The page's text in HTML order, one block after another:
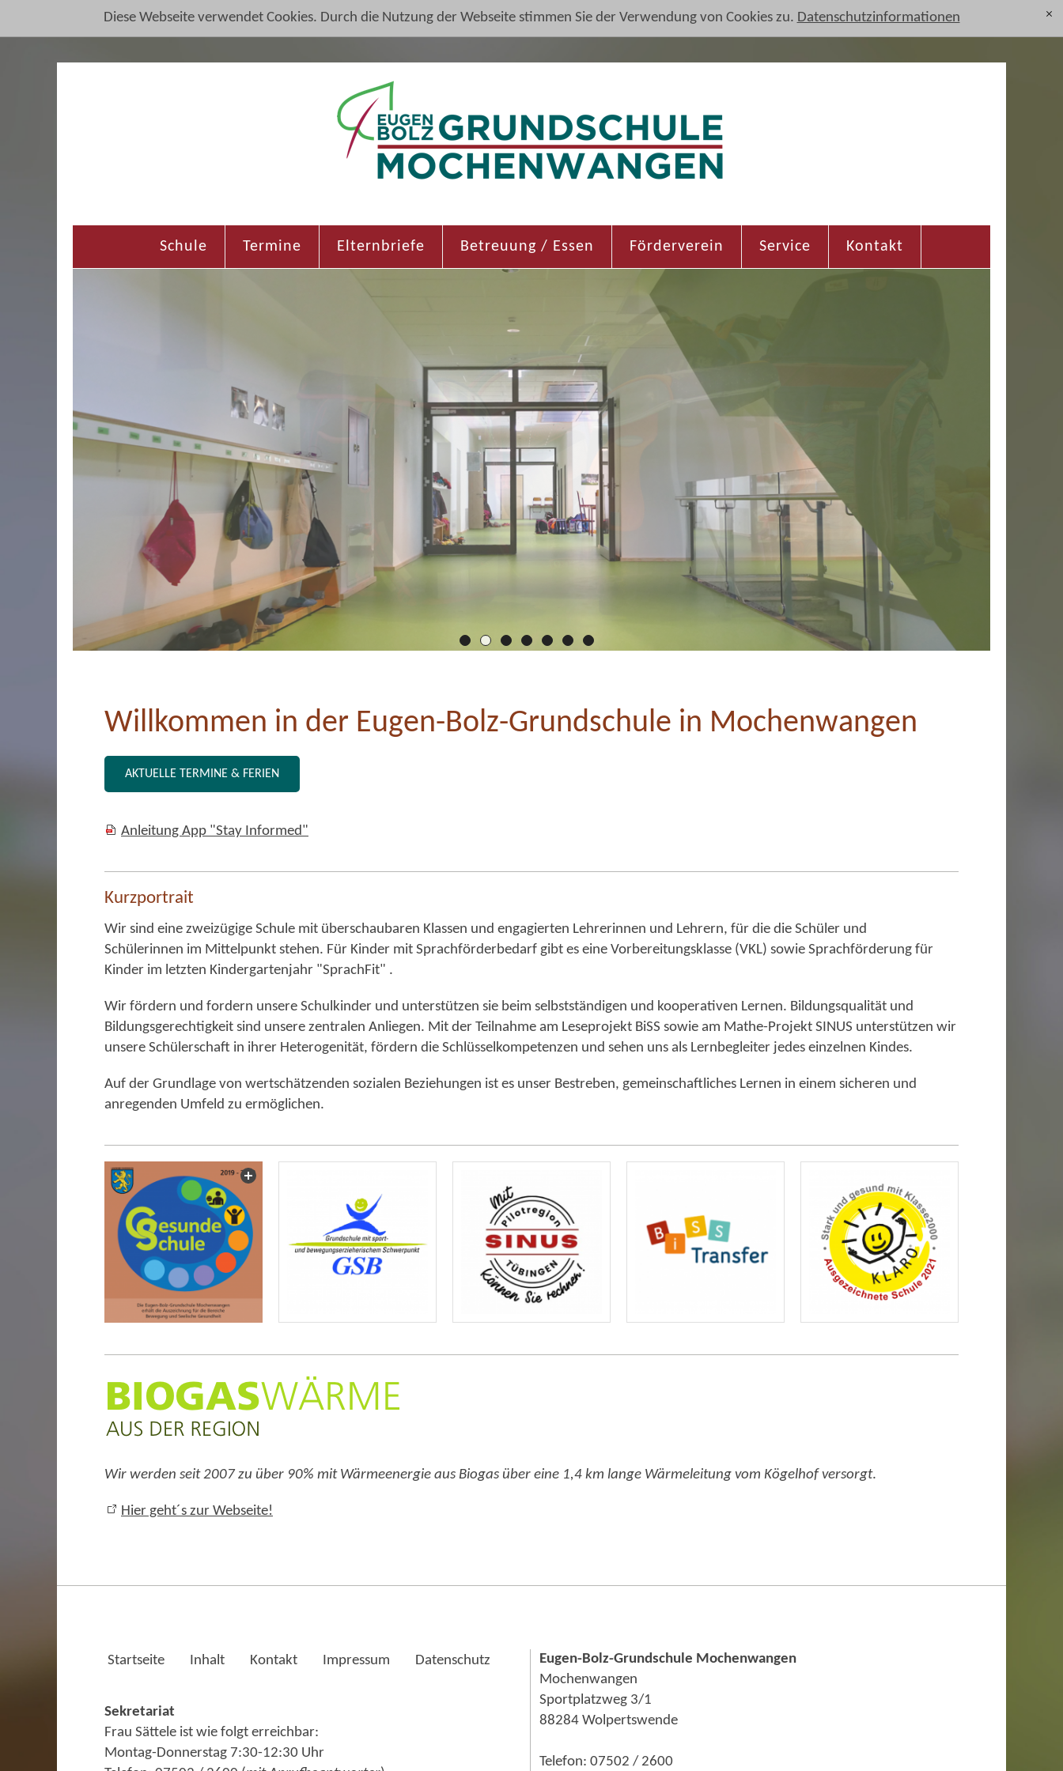
Diese Webseite verwendet Cookies. Durch die Nutzung der Webseite stimmen Sie der Verwendung von Cookies zu. Datenschutzinformationen [x]
Schule Termine Elternbriefe Betreuung / Essen Förderverein Service Kontakt
Willkommen in der Eugen-Bolz-Grundschule in Mochenwangen
AKTUELLE TERMINE & FERIEN
Anleitung App "Stay Informed"
Kurzportrait
Wir sind eine zweizügige Schule mit überschaubaren Klassen und engagierten Lehrerinnen und Lehrern, für die die Schüler und
Schülerinnen im Mittelpunkt stehen. Für Kinder mit Sprachförderbedarf gibt es eine Vorbereitungsklasse (VKL) sowie Sprachförderung für
Kinder im letzten Kindergartenjahr "SprachFit" .
Wir fördern und fordern unsere Schulkinder und unterstützen sie beim selbstständigen und kooperativen Lernen. Bildungsqualität und
Bildungsgerechtigkeit sind unsere zentralen Anliegen. Mit der Teilnahme am Leseprojekt BiSS sowie am Mathe-Projekt SINUS unterstützen wir
unsere Schülerschaft in ihrer Heterogenität, fördern die Schlüsselkompetenzen und sehen uns als Lernbegleiter jedes einzelnen Kindes.
Auf der Grundlage von wertschätzenden sozialen Beziehungen ist es unser Bestreben, gemeinschaftliches Lernen in einem sicheren und
anregenden Umfeld zu ermöglichen.
Wir werden seit 2007 zu über 90% mit Wärmeenergie aus Biogas über eine 1,4 km lange Wärmeleitung vom Kögelhof versorgt.
Hier geht´s zur Webseite!
Startseite Inhalt Kontakt Impressum Datenschutz
Sekretariat
Frau Sättele ist wie folgt erreichbar:
Montag-Donnerstag 7:30-12:30 Uhr
Eugen-Bolz-Grundschule Mochenwangen
Mochenwangen
Sportplatzweg 3/1
88284 Wolpertswende
Telefon: 07502 / 2600